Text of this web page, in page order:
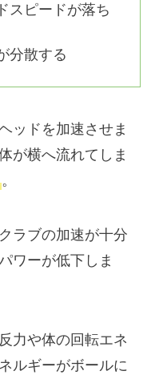
スピードが落ち
分散する
ッドを加速させま
が横へ流れてしま
。
ラブの加速が十分
ワーが低下しま
力や体の回転エネ
ルギーがボールに